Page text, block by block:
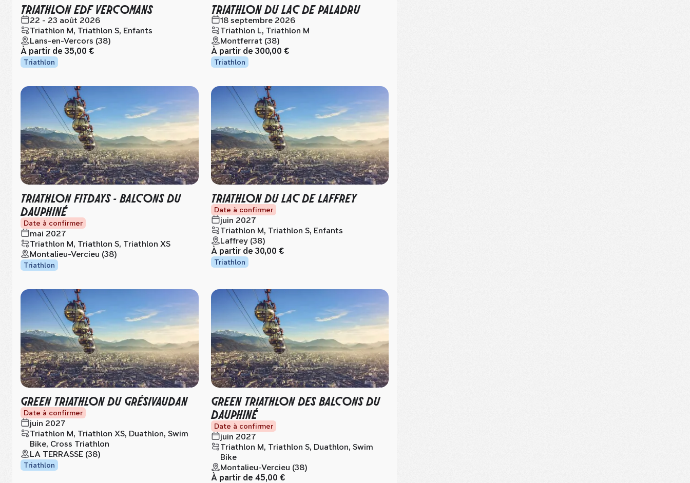
TRIATHLON EDF VERCOMANS
22 - 23 août 2026
Triathlon M, Triathlon S, Enfants
Lans-en-Vercors (38)
À partir de 35,00 €
Triathlon
TRIATHLON DU LAC DE PALADRU
18 septembre 2026
Triathlon L, Triathlon M
Montferrat (38)
À partir de 300,00 €
Triathlon
TRIATHLON FITDAYS - BALCONS DU
DAUPHINÉ
Date à confirmer
mai 2027
Triathlon M, Triathlon S, Triathlon XS
Montalieu-Vercieu (38)
Triathlon
TRIATHLON DU LAC DE LAFFREY
Date à confirmer
juin 2027
Triathlon M, Triathlon S, Enfants
Laffrey (38)
À partir de 30,00 €
Triathlon
GREEN TRIATHLON DU GRÉSIVAUDAN
Date à confirmer
juin 2027
Triathlon M, Triathlon XS, Duathlon, Swim
Bike, Cross Triathlon
LA TERRASSE (38)
Triathlon
GREEN TRIATHLON DES BALCONS DU
DAUPHINÉ
Date à confirmer
juin 2027
Triathlon M, Triathlon S, Duathlon, Swim
Bike
Montalieu-Vercieu (38)
À partir de 45,00 €